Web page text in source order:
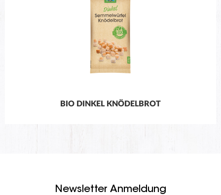
BIO DINKEL KNÖDELBROT
Newsletter Anmeldung